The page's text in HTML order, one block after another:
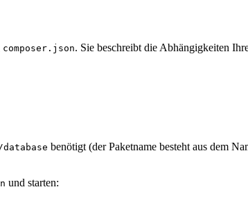
composer.json. Sie beschreibt die Abhängigkeiten
benötigt (der Paketname besteht aus dem
und starten: